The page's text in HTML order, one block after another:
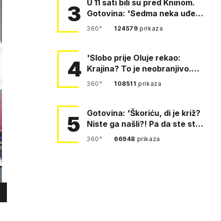
3
U 11 sati bili su pred Kninom.
Gotovina: 'Sedma neka uđe,
4. gardijska neka g…
360° 124579prikaza
4
'Slobo prije Oluje rekao:
Krajina? To je neobranjivo.
Tuđmana zvao Krivousti'
360° 108511prikaza
5
Gotovina: 'Škoriću, di je križ?
Niste ga našli?! Pa da ste stali
i pitali fratr…
360° 66948 prikaza